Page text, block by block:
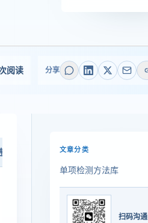
阅读 分享
文章分类
单项检测方法库
扫码沟通